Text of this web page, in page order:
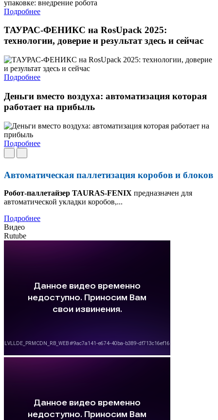
Подробнее
ТАУРАС-ФЕНИКС на RosUpack 2025:
технологии, доверие и результат здесь и сейчас
Подробнее
Деньги вместо воздуха: автоматизация которая
работает на прибыль
Подробнее
Автоматическая паллетизация коробов и блоков
Робот-паллетайзер TAURAS-FENIX предназначен для
автоматической укладки коробов,...
Подробнее
Видео
Rutube